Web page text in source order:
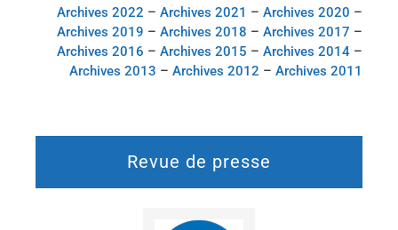
Archives 2022 – Archives 2021 – Archives 2020 –
Archives 2019 – Archives 2018 – Archives 2017 –
Archives 2016 – Archives 2015 – Archives 2014–
Archives 2013 – Archives 2012 – Archives 2011
Revue de presse